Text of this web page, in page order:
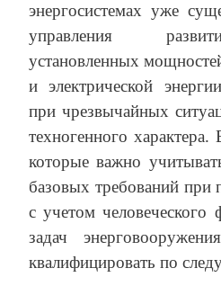
энергосистемах уже
управления
установленных
и электрической
при чрезвычайных
техногенного
которые важно
базовых требований при
с учетом человеческого
задач
квалифицировать по